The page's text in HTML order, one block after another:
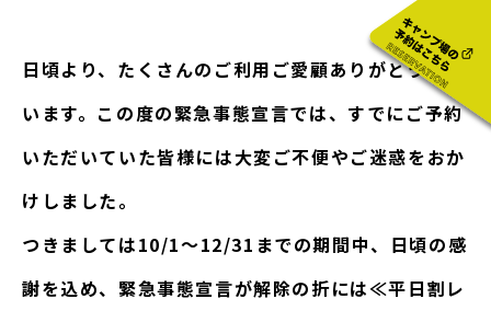
日頃より、たくさんのご利用ご愛顧ありがとうござ
います。この度の緊急事態宣言では、すでにご予約
いただいていた皆様には大変ご不便やご迷惑をおか
けしました。
つきましては10/1～12/31までの期間中、日頃の感
謝を込め、緊急事態宣言が解除の折には≪平日割レ